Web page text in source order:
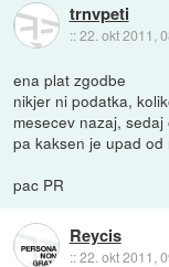
trnvpeti
::22. okt 2011,
ena plat zgodbe
nikjer ni podatka,
mesecev nazaj,
pa kaksen je upad od
pac PR
Reycis
::22. okt 2011,